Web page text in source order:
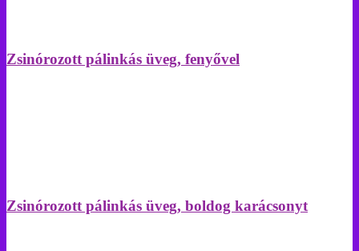
Zsinórozott pálinkás üveg, fenyővel
Zsinórozott pálinkás üveg, boldog karácsonyt